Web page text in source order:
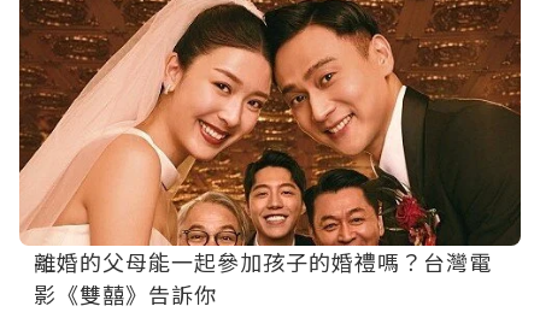
離婚的父母能一起參加孩子的婚禮嗎？台灣電
影《雙囍》告訴你